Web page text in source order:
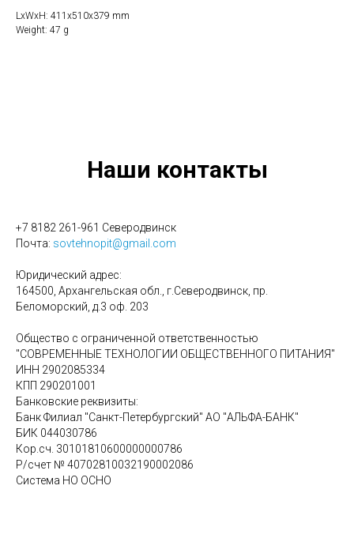
LxWxH: 411x510x379 mm
Weight: 47 g
Наши контакты
+7 8182 261-961 Северодвинск
Почта: sovtehnopit@gmail.com
Юридический адрес:
164500, Архангельская обл., г.Северодвинск, пр.
Беломорский, д.3 оф. 203
Общество с ограниченной ответственностью
"СОВРЕМЕННЫЕ ТЕХНОЛОГИИ ОБЩЕСТВЕННОГО ПИТАНИЯ"
ИНН 2902085334
КПП 290201001
Банковские реквизиты:
Банк Филиал "Санкт-Петербургский" АО "АЛЬФА-БАНК"
БИК 044030786
Кор.сч. 30101810600000000786
Р/счет № 40702810032190002086
Система НО ОСНО